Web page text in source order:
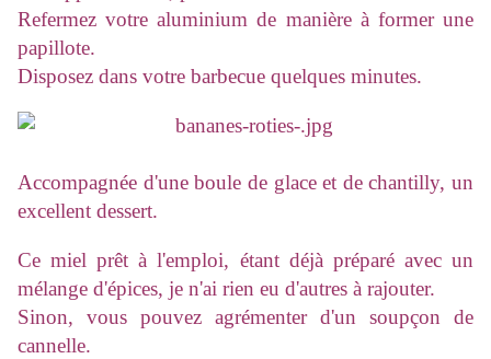
Refermez votre aluminium de manière à former une
papillote.
Disposez dans votre barbecue quelques minutes.
Accompagnée d'une boule de glace et de chantilly, un
excellent dessert.
Ce miel prêt à l'emploi, étant déjà préparé avec un
mélange d'épices, je n'ai rien eu d'autres à rajouter.
Sinon, vous pouvez agrémenter d'un soupçon de
cannelle.